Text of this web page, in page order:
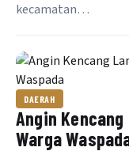
kecamatan…
DAERAH
Angin Kencang
Warga